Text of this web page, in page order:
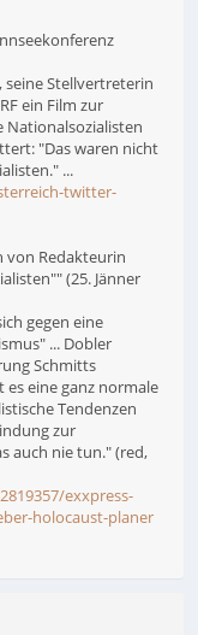
seine Stellvertreterin
ein Film zur
Nationalsozialisten
"Das waren nicht
...
twitter-
von Redakteurin
(25. Jänner
gegen eine
... Dobler
Schmitts
es eine ganz normale
Tendenzen
zur
auch nie tun." (red,
exxpress-
holocaust-planer